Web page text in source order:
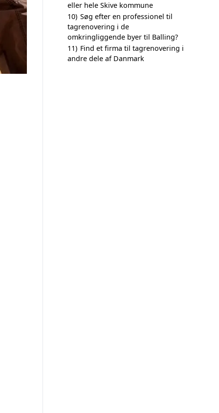
eller hele Skive kommune
10) Søg efter en professionel til
tagrenovering i de
omkringliggende byer til Balling?
11) Find et firma til tagrenovering i
andre dele af Danmark